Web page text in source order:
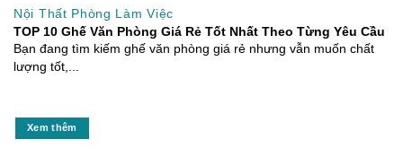
Nội Thất Phòng Làm Việc
TOP 10 Ghế Văn Phòng Giá Rẻ Tốt Nhất Theo Từng Yêu Cầu
Bạn đang tìm kiếm ghế văn phòng giá rẻ nhưng vẫn muốn chất
lượng tốt,...
Xem thêm